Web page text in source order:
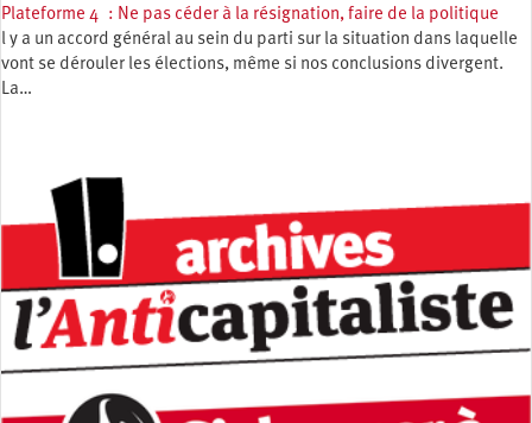
Plateforme 4 : Ne pas céder à la résignation, faire de la politique
l y a un accord général au sein du parti sur la situation dans laquelle
vont se dérouler les élections, même si nos conclusions divergent.
La…